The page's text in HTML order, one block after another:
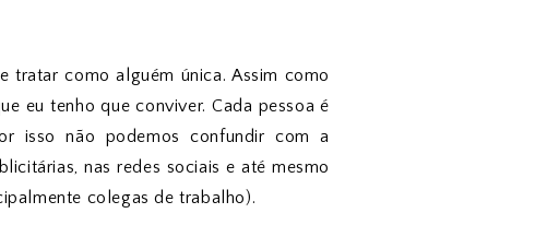
tratar como alguém única. Assim como
eu tenho que conviver. Cada pessoa é
isso não podemos confundir com a
nas redes sociais e até mesmo
colegas de trabalho).